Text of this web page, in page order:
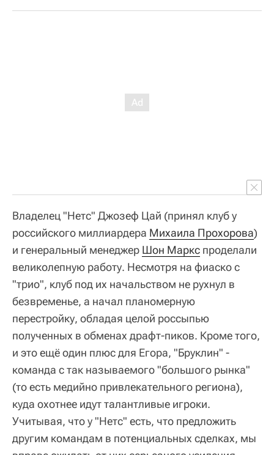
Владелец "Нетс" Джозеф Цай (принял клуб у
российского миллиардера Михаила Прохорова)
и генеральный менеджер Шон Маркс проделали
великолепную работу. Несмотря на фиаско с
"трио", клуб под их начальством не рухнул в
безвременье, а начал планомерную
перестройку, обладая целой россыпью
полученных в обменах драфт-пиков. Кроме того,
и это ещё один плюс для Егора, "Бруклин" -
команда с так называемого "большого рынка"
(то есть медийно привлекательного региона),
куда охотнее идут талантливые игроки.
Учитывая, что у "Нетс" есть, что предложить
другим командам в потенциальных сделках, мы